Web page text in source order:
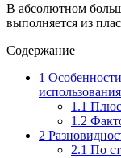
В абсолютном
выполняется из
Содержание
1
1.1
1.2
2
2.1 По